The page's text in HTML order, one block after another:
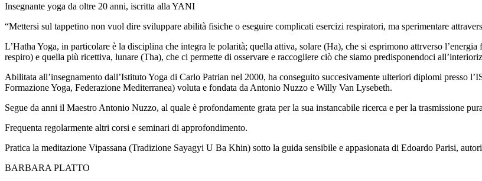
Insegnante yoga da oltre 20 anni, iscritta alla YANI
“Mettersi sul tappetino non vuol dire sviluppare abilità fisiche o eseguire complicati esercizi respiratori, ma sperimentare
L’Hatha Yoga, in particolare è la disciplina che integra le polarità; quella attiva, solare (Ha), che si esprimono attrverso
respiro) e quella più ricettiva, lunare (Tha), che ci permette di osservare e raccogliere ciò che siamo predisponendoci
Abilitata all’insegnamento dall’Istituto Yoga di Carlo Patrian nel 2000, ha conseguito succesivamente ulteriori diplomi presso
Formazione Yoga, Federazione Mediterranea) voluta e fondata da Antonio Nuzzo e Willy Van Lysebeth.
Segue da anni il Maestro Antonio Nuzzo, al quale è profondamente grata per la sua instancabile ricerca e per la trasmissione
Frequenta regolarmente altri corsi e seminari di approfondimento.
Pratica la meditazione Vipassana (Tradizione Sayagyi U Ba Khin) sotto la guida sensibile e appasionata di Edoardo Parisi,
BARBARA PLATTO